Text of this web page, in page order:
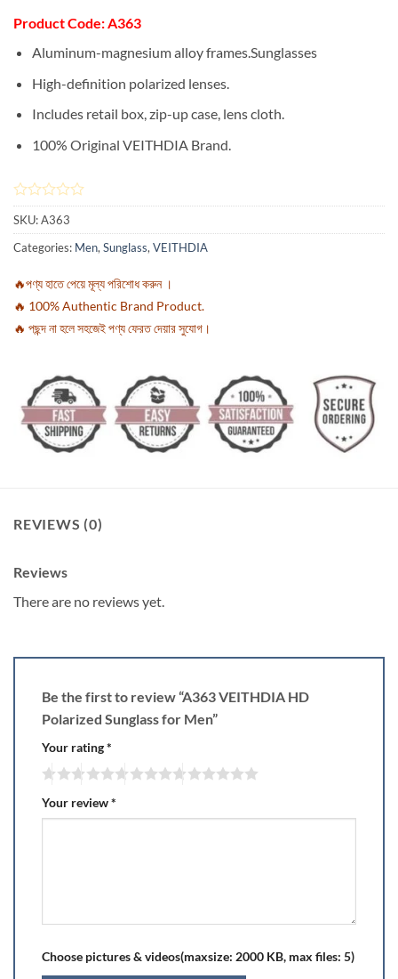
Product Code: A363
Aluminum-magnesium alloy frames.Sunglasses
High-definition polarized lenses.
Includes retail box, zip-up case, lens cloth.
100% Original VEITHDIA Brand.
SKU:A363
Categories: Men, Sunglass, VEITHDIA
🔥পণ্য হাতে পেয়ে মূল্য পরিশোধ করুন ।
🔥 100% Authentic Brand Product.
🔥 পছন্দ না হলে সহজেই পণ্য ফেরত দেয়ার সুযোগ।
REVIEWS (0)
Reviews
There are no reviews yet.
Be the first to review “A363 VEITHDIA HD
Polarized Sunglass for Men”
Your rating*
Your review*
Choose pictures & videos(maxsize: 2000 KB, max files: 5)